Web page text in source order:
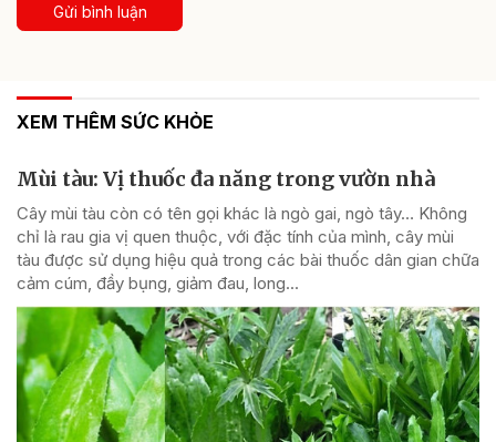
Gửi bình luận
XEM THÊM SỨC KHỎE
Mùi tàu: Vị thuốc đa năng trong vườn nhà
Cây mùi tàu còn có tên gọi khác là ngò gai, ngò tây… Không
chỉ là rau gia vị quen thuộc, với đặc tính của mình, cây mùi
tàu được sử dụng hiệu quả trong các bài thuốc dân gian chữa
cảm cúm, đầy bụng, giảm đau, long...